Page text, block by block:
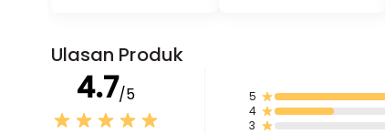
Ulasan Produk
4.7/5 5
4
3